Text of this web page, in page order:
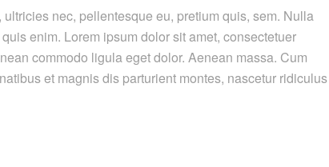
ultricies nec, pellentesque eu, pretium quis, sem. Nulla
enim. Lorem ipsum dolor sit amet, consectetuer
commodo ligula eget dolor. Aenean massa. Cum
et magnis dis parturient montes, nascetur ridiculus